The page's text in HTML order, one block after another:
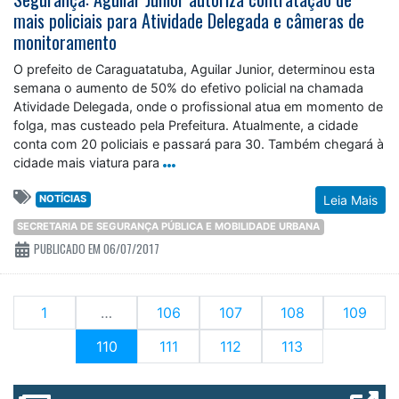
mais policiais para Atividade Delegada e câmeras de
monitoramento
O prefeito de Caraguatatuba, Aguilar Junior, determinou esta
semana o aumento de 50% do efetivo policial na chamada
Atividade Delegada, onde o profissional atua em momento de
folga, mas custeado pela Prefeitura. Atualmente, a cidade
conta com 20 policiais e passará para 30. Também chegará à
cidade mais viatura para
Leia Mais
NOTÍCIAS
SECRETARIA DE SEGURANÇA PÚBLICA E MOBILIDADE URBANA
PUBLICADO EM 06/07/2017
1 … 106 107 108
109
110(current)
111 112 113